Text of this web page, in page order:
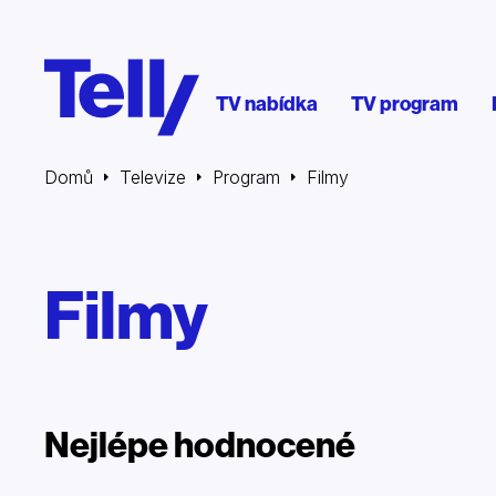
TV nabídka TV program
Domů Televize Program Filmy
Filmy
Nejlépe hodnocené